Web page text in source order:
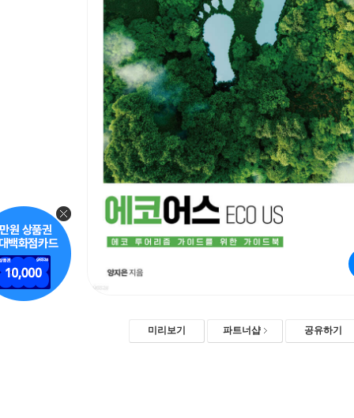
미리보기 파트너샵 공유하기